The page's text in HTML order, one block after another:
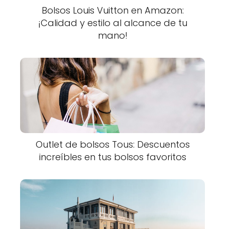
Bolsos Louis Vuitton en Amazon:
¡Calidad y estilo al alcance de tu
mano!
Outlet de bolsos Tous: Descuentos
increíbles en tus bolsos favoritos